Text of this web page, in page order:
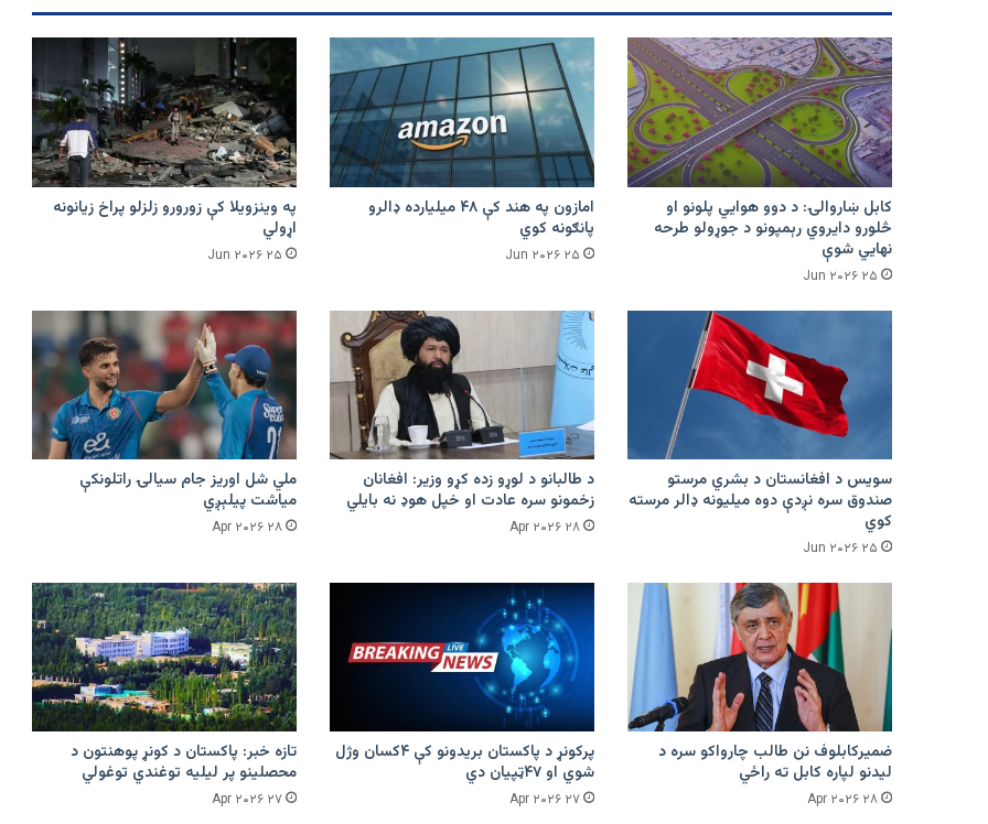
کابینې
غونډه
لري
کابل ښاروالۍ: د دوو هوايي پلونو او
څلورو دایروي رېمپونو د جوړولو طرحه
نهایي شوې
۲۵ Jun ۲۰۲۶
امازون په هند کې ۴۸ میلیارده ډالرو
پانګونه کوي
۲۵ Jun ۲۰۲۶
په وینزویلا کې زورورو زلزلو پراخ زیانونه
اړولي
۲۵ Jun ۲۰۲۶
سویس د افغانستان د بشري مرستو
صندوق سره نږدې دوه میلیونه ډالر مرسته
کوي
۲۵ Jun ۲۰۲۶
د طالبانو د لوړو زده کړو وزیر: افغانان
زخمونو سره عادت او خپل هوډ نه بایلي
۲۸ Apr ۲۰۲۶
ملي شل اوریز جام سیالۍ راتلونکې
میاشت پیلېږي
۲۸ Apr ۲۰۲۶
ضمیرکابلوف نن طالب چارواکو سره د
لیدنو لپاره کابل ته راځي
۲۸ Apr ۲۰۲۶
پرکونړ د پاکستان بریدونو کې ۴کسان وژل
شوي او ۴۷ټپیان دي
۲۷ Apr ۲۰۲۶
تازه خبر: پاکستان د کونړ پوهنتون د
محصلینو پر لیلیه توغندي توغولي
۲۷ Apr ۲۰۲۶